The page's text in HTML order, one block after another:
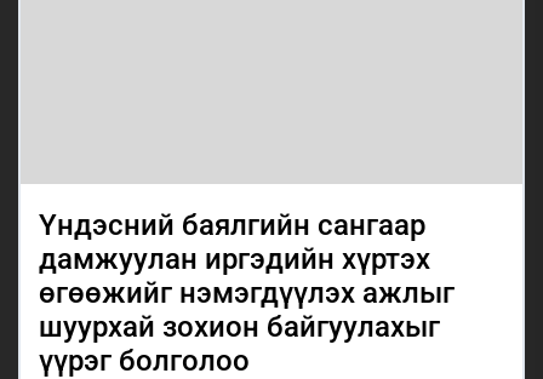
Үндэсний баялгийн сангаар
дамжуулан иргэдийн хүртэх
өгөөжийг нэмэгдүүлэх ажлыг
шуурхай зохион байгуулахыг
үүрэг болголоо